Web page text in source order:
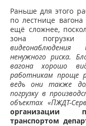
Раньше для этого
по лестнице
ещё сложнее,
зона
ненужного риска.
вагона хорошо
работникам проще
ведь они также
погрузку в
объектах «ПЖДТ-
организации
транспортом